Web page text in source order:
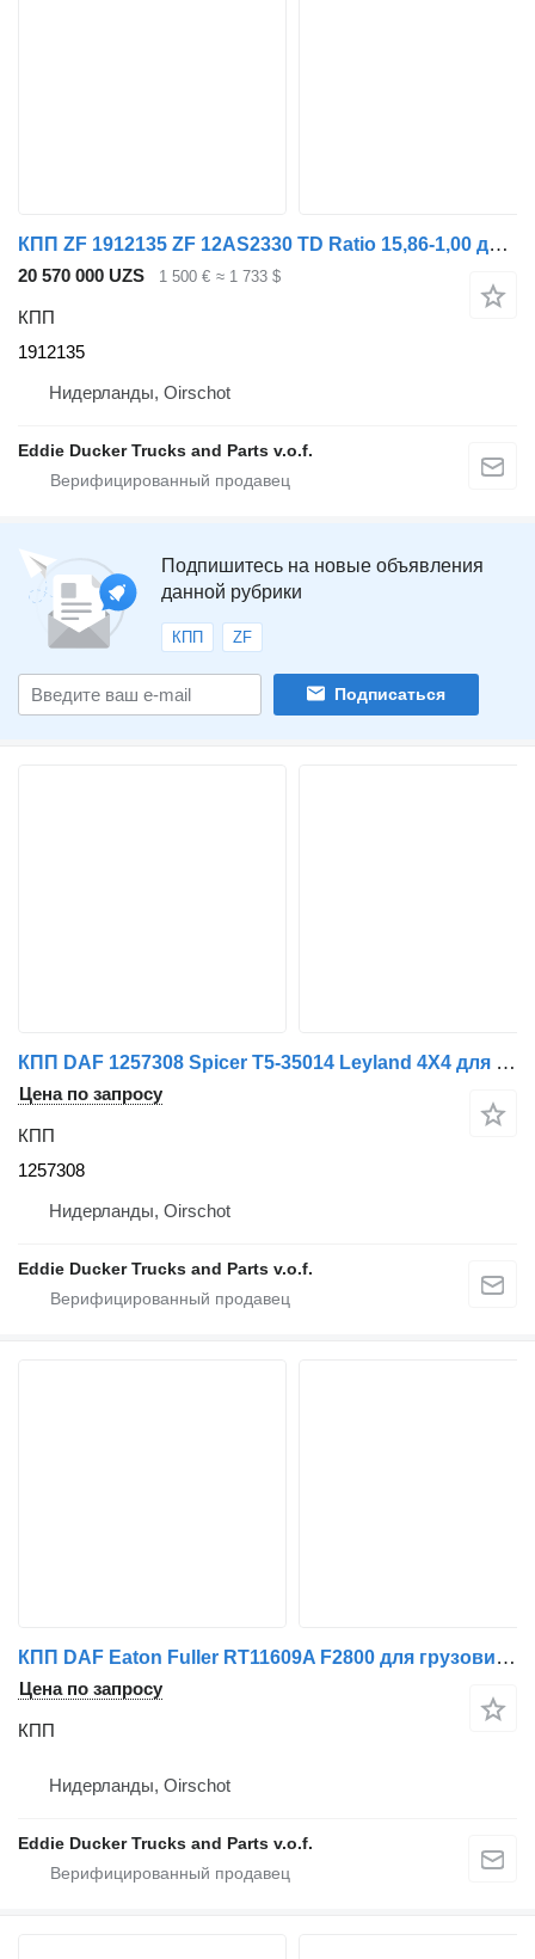
КПП ZF 1912135 ZF 12AS2330 TD Ratio 15,86-1,00 для грузовика DAF
20 570 000 UZS 1 500 € ≈ 1 733 $
КПП
1912135
Нидерланды, Oirschot
Eddie Ducker Trucks and Parts v.o.f.
Подпишитесь на новые объявления
данной рубрики
КПП ZF
Подписаться
КПП DAF 1257308 Spicer T5-35014 Leyland 4X4 для грузовика DAF
Цена по запросу
КПП
1257308
Нидерланды, Oirschot
Eddie Ducker Trucks and Parts v.o.f.
КПП DAF Eaton Fuller RT11609A F2800 для грузовика DAF
Цена по запросу
КПП
Нидерланды, Oirschot
Eddie Ducker Trucks and Parts v.o.f.